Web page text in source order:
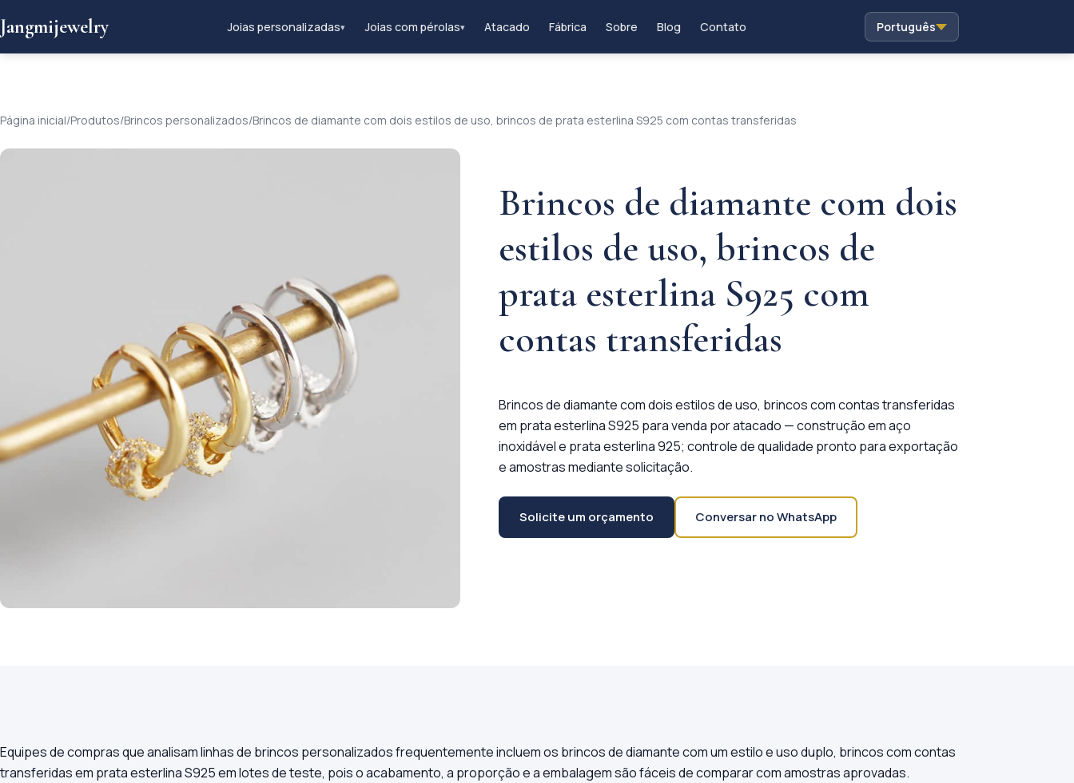
Jangmijewelry Joias personalizadas▾ Joias com pérolas▾ Atacado Fábrica Sobre Blog Contato Português
Página inicial/Produtos/Brincos personalizados/Brincos de diamante com dois estilos de uso, brincos de prata esterlina S925 com contas transferidas
Brincos de diamante com dois
estilos de uso, brincos de
prata esterlina S925 com
contas transferidas
Brincos de diamante com dois estilos de uso, brincos com contas transferidas
em prata esterlina S925 para venda por atacado — construção em aço
inoxidável e prata esterlina 925; controle de qualidade pronto para exportação
e amostras mediante solicitação.
Solicite um orçamento Conversar no WhatsApp
Equipes de compras que analisam linhas de brincos personalizados frequentemente incluem os brincos de diamante com um estilo e uso duplo, brincos com contas
transferidas em prata esterlina S925 em lotes de teste, pois o acabamento, a proporção e a embalagem são fáceis de comparar com amostras aprovadas.